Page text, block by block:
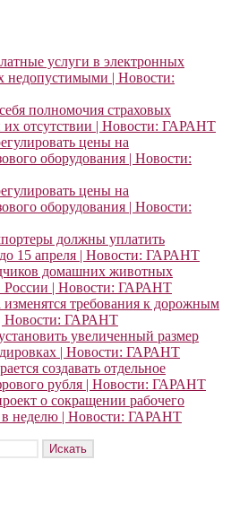
услуги в электронных
недопустимыми | Новости:
полномочия страховых
их отсутствии | Новости: ГАРАНТ
цены на
оборудования | Новости:
цены на
оборудования | Новости:
должны уплатить
15 апреля | Новости: ГАРАНТ
домашних животных
России | Новости: ГАРАНТ
изменятся требования к дорожным
| Новости: ГАРАНТ
увеличенный размер
| Новости: ГАРАНТ
создавать отдельное
рубля | Новости: ГАРАНТ
о сокращении рабочего
в неделю | Новости: ГАРАНТ
Искать